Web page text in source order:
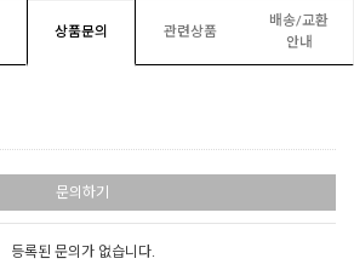
상품문의 관련상품
배송/교환
안내
문의하기
등록된 문의가 없습니다.